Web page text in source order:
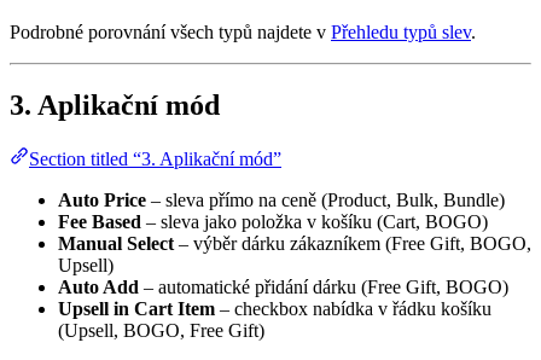
Podrobné porovnání všech typů najdete v Přehledu typů slev.
3. Aplikační mód
Section titled “3. Aplikační mód”
Auto Price – sleva přímo na ceně (Product, Bulk, Bundle)
Fee Based – sleva jako položka v košíku (Cart, BOGO)
Manual Select – výběr dárku zákazníkem (Free Gift, BOGO,
Upsell)
Auto Add – automatické přidání dárku (Free Gift, BOGO)
Upsell in Cart Item – checkbox nabídka v řádku košíku
(Upsell, BOGO, Free Gift)